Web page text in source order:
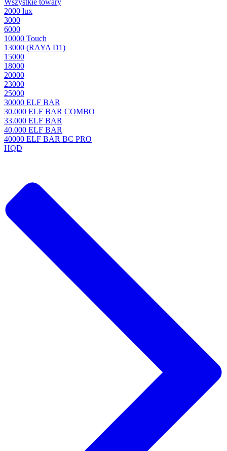
Wszystkie towary
2000 lux
3000
6000
10000 Touch
13000 (RAYA D1)
15000
18000
20000
23000
25000
30000 ELF BAR
30.000 ELF BAR COMBO
33.000 ELF BAR
40.000 ELF BAR
40000 ELF BAR BC PRO
HQD